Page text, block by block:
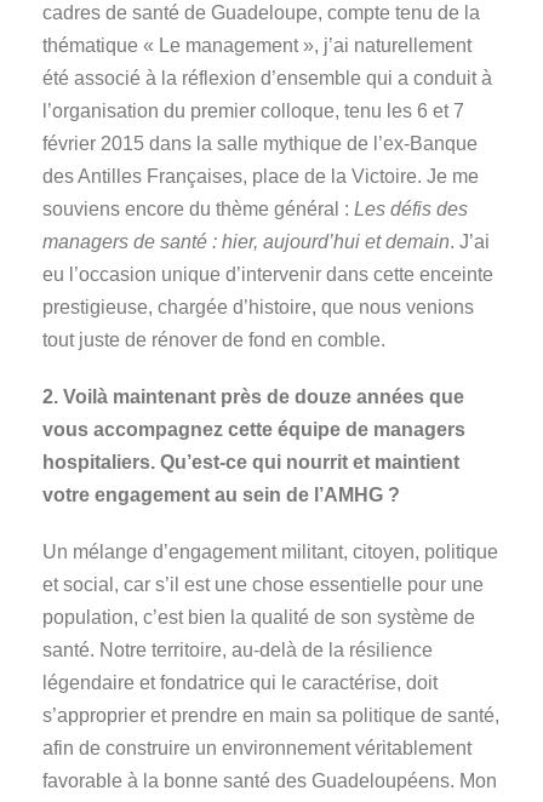
cadres de santé de Guadeloupe, compte tenu de la
thématique « Le management », j’ai naturellement
été associé à la réflexion d’ensemble qui a conduit à
l’organisation du premier colloque, tenu les 6 et 7
février 2015 dans la salle mythique de l’ex-Banque
des Antilles Françaises, place de la Victoire. Je me
souviens encore du thème général : Les défis des
managers de santé : hier, aujourd’hui et demain. J’ai
eu l’occasion unique d’intervenir dans cette enceinte
prestigieuse, chargée d’histoire, que nous venions
tout juste de rénover de fond en comble.
2. Voilà maintenant près de douze années que
vous accompagnez cette équipe de managers
hospitaliers. Qu’est-ce qui nourrit et maintient
votre engagement au sein de l’AMHG ?
Un mélange d’engagement militant, citoyen, politique
et social, car s’il est une chose essentielle pour une
population, c’est bien la qualité de son système de
santé. Notre territoire, au-delà de la résilience
légendaire et fondatrice qui le caractérise, doit
s’approprier et prendre en main sa politique de santé,
afin de construire un environnement véritablement
favorable à la bonne santé des Guadeloupéens. Mon